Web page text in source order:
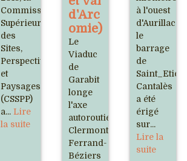
Commission
Supérieure
des
Sites,
Perspectives
et
Paysages
(CSSPP)
a... Lire
la suite
d'Arc
omie)
Le
Viaduc
de
Garabit
longe
l'axe
autoroutier
Clermont-
Ferrand-
Béziers
à l'ouest
d'Aurillac,
le
barrage
de
Cantalès
a été
érigé
sur...
Lire la
suite